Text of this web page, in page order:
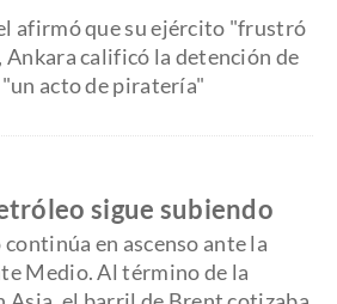
afirmó que su ejército "frustró
Ankara calificó la detención de
acto de piratería"
sigue subiendo
en ascenso ante la
Medio. Al término de la